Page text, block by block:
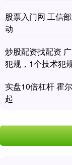
股票入门网 工信
动
炒股配资找配资
犯规，1个技术犯
实盘10倍杠杆 霍
起